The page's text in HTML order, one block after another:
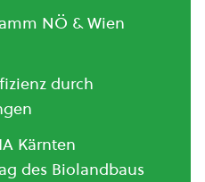
NÖ & Wien
durch
Kärnten
des Biolandbaus